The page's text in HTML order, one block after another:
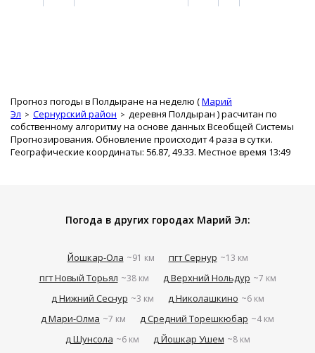
Прогноз погоды в Полдыране на неделю (Марий
Эл
Сернурский район деревня Полдыран ) расчитан по
собственному алгоритму на основе данных Всеобщей Системы
Прогнозирования. Обновление происходит 4 раза в сутки.
Географические координаты: 56.87, 49.33. Местное время 13:49
Погода в других городах Марий Эл:
Йошкар-Ола ~91 км пгт Сернур ~13 км
пгт Новый Торьял ~38 км д Верхний Нольдур ~7 км
д Нижний Сеснур ~3 км д Николашкино ~6 км
д Мари-Олма ~7 км д Средний Торешкюбар ~4 км
д Шунсола ~6 км д Йошкар Ушем ~8 км